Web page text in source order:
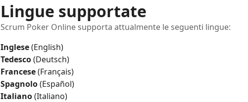
Lingue supportate
Scrum Poker Online supporta attualmente le seguenti lingue:
Inglese(English)
Tedesco(Deutsch)
Francese(Français)
Spagnolo(Español)
Italiano(Italiano)